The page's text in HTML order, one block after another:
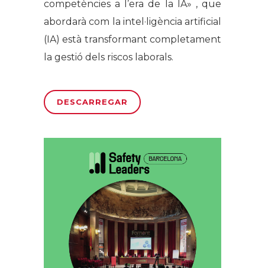
competències a l’era de la IA» , que
abordarà com la intel·ligència artificial
(IA) està transformant completament
la gestió dels riscos laborals.
DESCARREGAR